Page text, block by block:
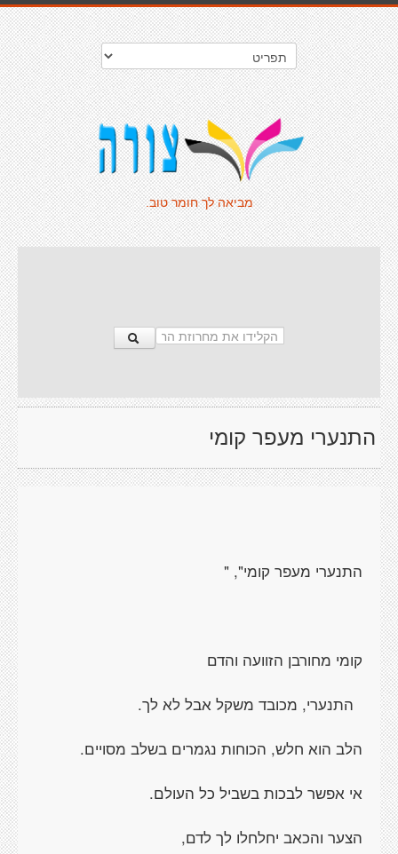
מביאה לך חומר טוב.
התנערי מעפר קומי
התנערי מעפר קומי", "
קומי מחורבן הזוועה והדם
התנערי, מכובד משקל אבל לא לך.
הלב הוא חלש, הכוחות נגמרים בשלב מסויים.
אי אפשר לבכות בשביל כל העולם.
הצער והכאב יחלחלו לך לדם,